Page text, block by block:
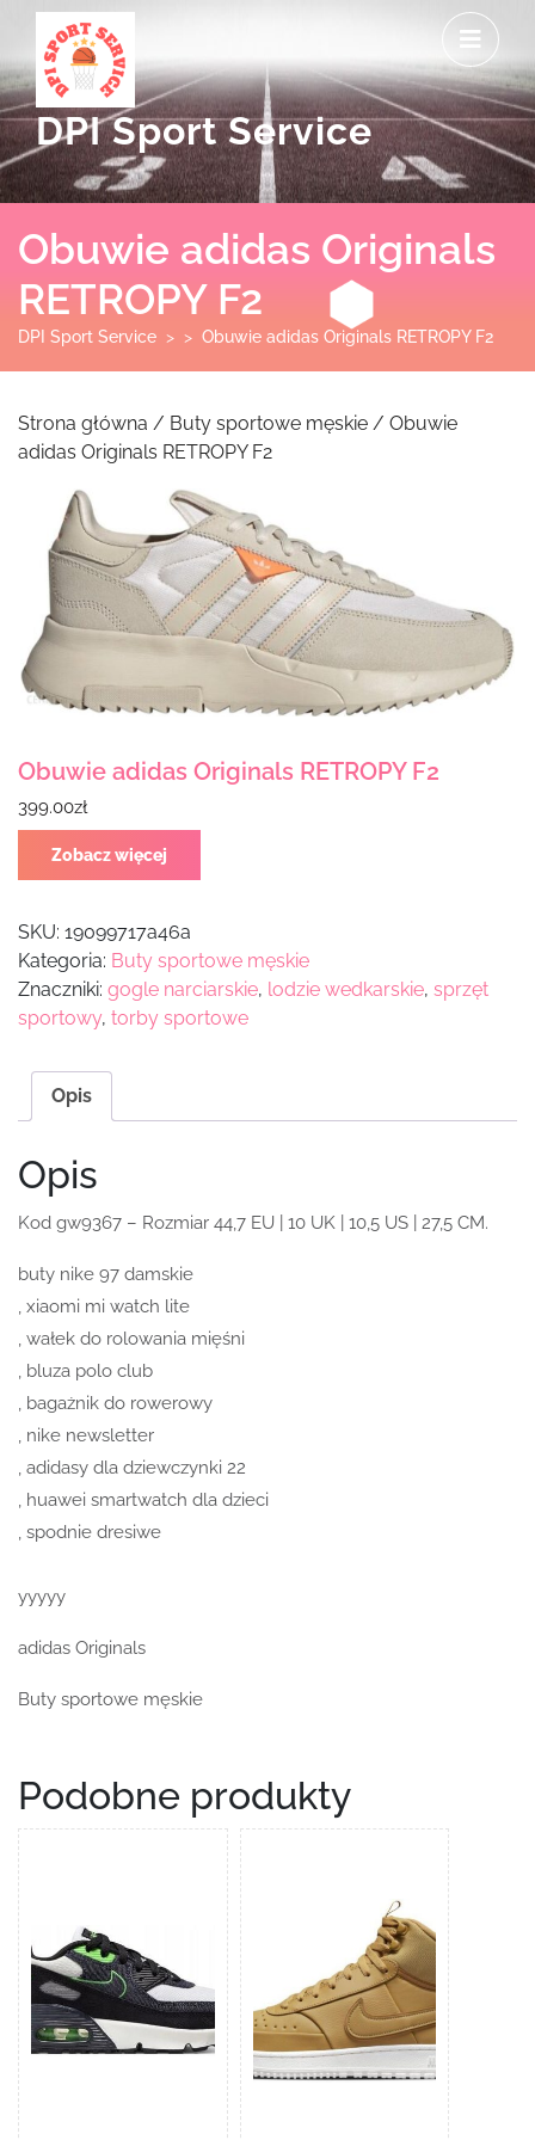
content
DPI Sport Service
Obuwie adidas Originals
RETROPY F2
DPI Sport Service > > Obuwie adidas Originals RETROPY F2
Strona główna / Buty sportowe męskie / Obuwie
adidas Originals RETROPY F2
Obuwie adidas Originals RETROPY F2
399.00zł
Zobacz więcej
SKU: 19099717a46a
Kategoria: Buty sportowe męskie
Znaczniki: gogle narciarskie, lodzie wedkarskie, sprzęt
sportowy, torby sportowe
Opis
Opis
Kod gw9367 – Rozmiar 44,7 EU | 10 UK | 10,5 US | 27,5 CM.
buty nike 97 damskie
, xiaomi mi watch lite
, wałek do rolowania mięśni
, bluza polo club
, bagażnik do rowerowy
, nike newsletter
, adidasy dla dziewczynki 22
, huawei smartwatch dla dzieci
, spodnie dresiwe
yyyyy
adidas Originals
Buty sportowe męskie
Podobne produkty